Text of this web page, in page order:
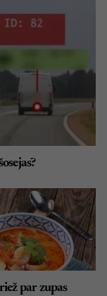
par zupas